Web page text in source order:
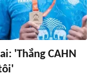
'Thắng CAHN